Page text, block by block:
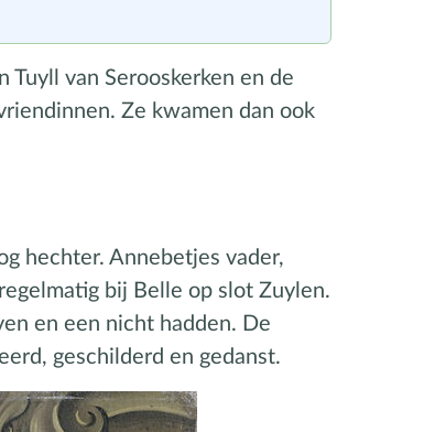
van Serooskerken en de
Ze kwamen dan ook
hechter. Annebetjes vader,
bij Belle op slot Zuylen.
en een nicht hadden. De
geschilderd en gedanst.